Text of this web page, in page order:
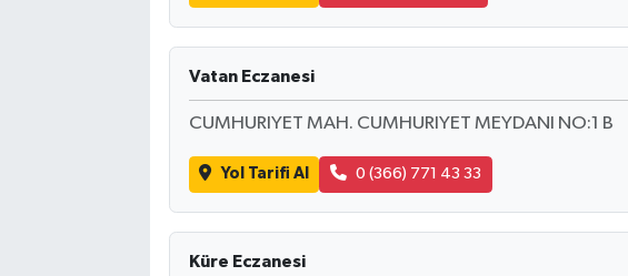
Vatan Eczanesi
CUMHURIYET MAH. CUMHURIYET MEYDANI NO:1 B
Yol Tarifi Al 0 (366) 771 43 33
Küre Eczanesi